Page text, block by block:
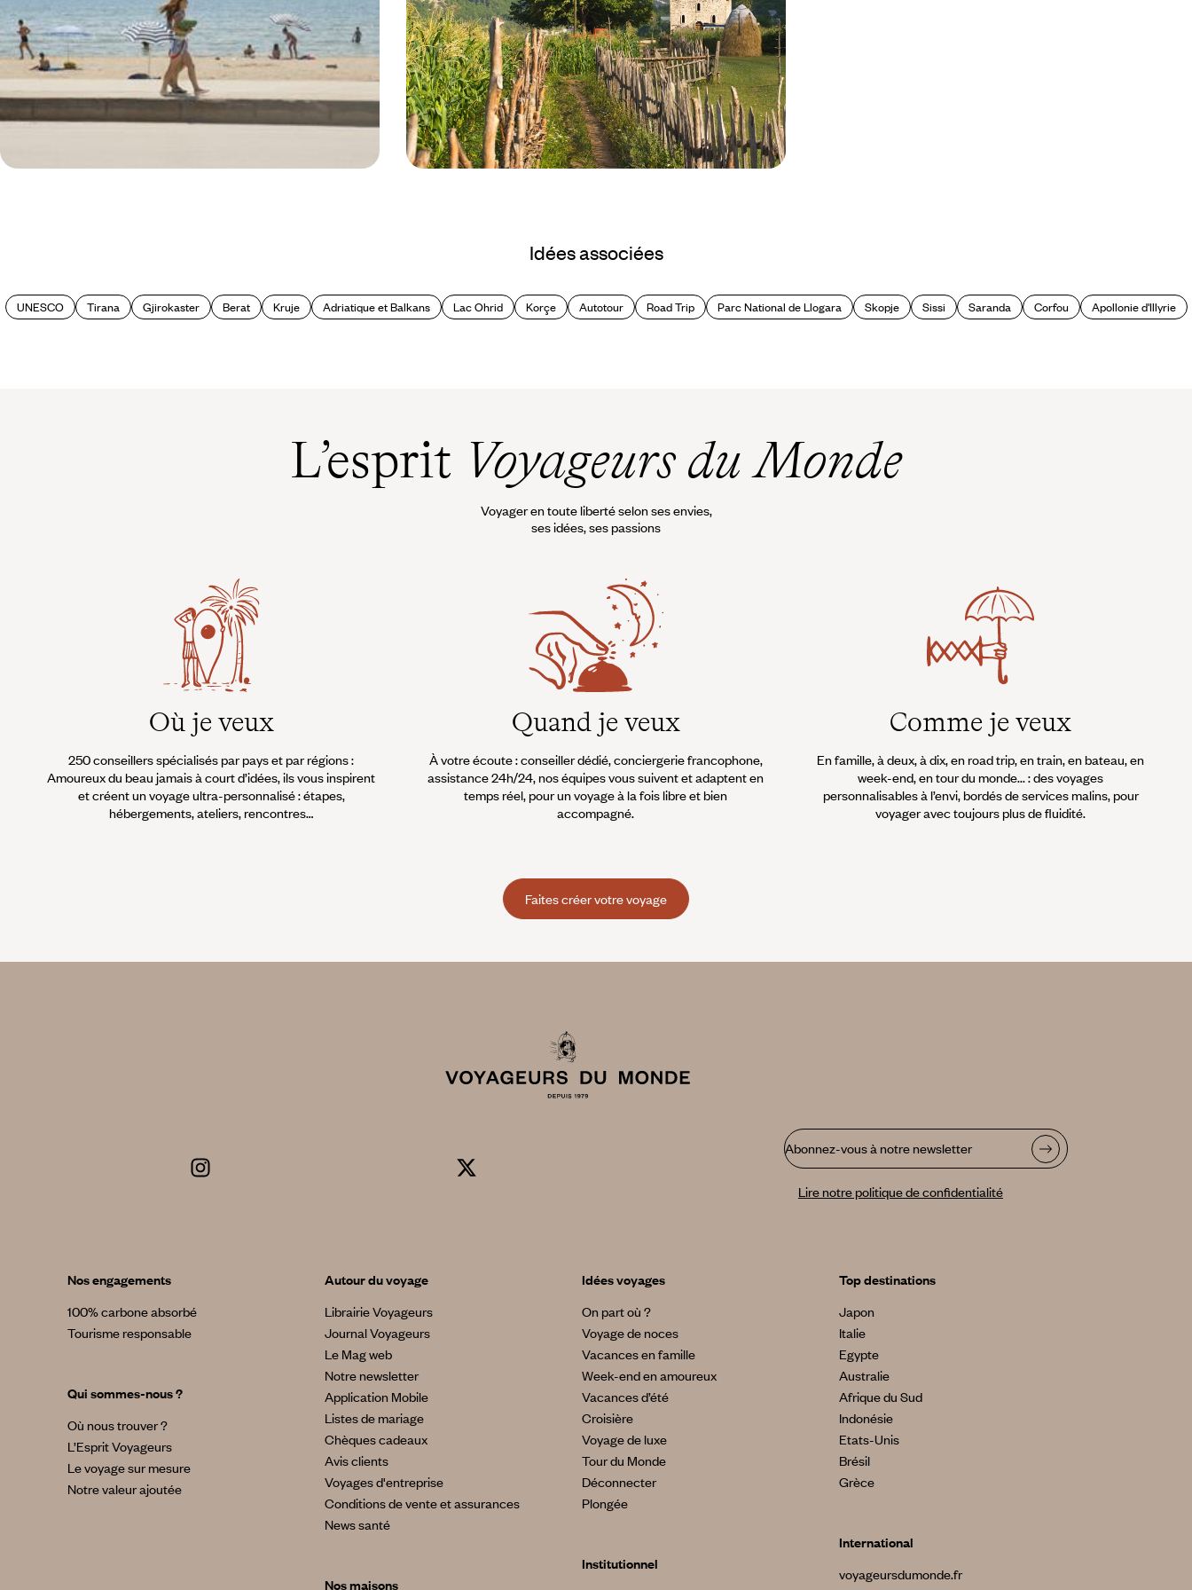
Idées associées
UNESCO Tirana Gjirokaster Berat Kruje Adriatique et Balkans Lac Ohrid Korçe Autotour Road Trip Parc National de Llogara Skopje Sissi Saranda Corfou Apollonie d'Illyrie
L’esprit Voyageurs du Monde
Voyager en toute liberté selon ses envies,
ses idées, ses passions
Où je veux
250 conseillers spécialisés par pays et par régions :
Amoureux du beau jamais à court d’idées, ils vous inspirent
et créent un voyage ultra-personnalisé : étapes,
hébergements, ateliers, rencontres…
Quand je veux
À votre écoute : conseiller dédié, conciergerie francophone,
assistance 24h/24, nos équipes vous suivent et adaptent en
temps réel, pour un voyage à la fois libre et bien
accompagné.
Comme je veux
En famille, à deux, à dix, en road trip, en train, en bateau, en
week-end, en tour du monde... : des voyages
personnalisables à l’envi, bordés de services malins, pour
voyager avec toujours plus de fluidité.
Faites créer votre voyage
Abonnez-vous à notre newsletter
Lire notre politique de confidentialité
Nos engagements
100% carbone absorbé
Tourisme responsable
Qui sommes-nous ?
Où nous trouver ?
L’Esprit Voyageurs
Le voyage sur mesure
Notre valeur ajoutée
Autour du voyage
Librairie Voyageurs
Journal Voyageurs
Le Mag web
Notre newsletter
Application Mobile
Listes de mariage
Chèques cadeaux
Avis clients
Voyages d'entreprise
Conditions de vente et assurances
News santé
Nos maisons
Idées voyages
On part où ?
Voyage de noces
Vacances en famille
Week-end en amoureux
Vacances d’été
Croisière
Voyage de luxe
Tour du Monde
Déconnecter
Plongée
Institutionnel
Top destinations
Japon
Italie
Egypte
Australie
Afrique du Sud
Indonésie
Etats-Unis
Brésil
Grèce
International
voyageursdumonde.fr